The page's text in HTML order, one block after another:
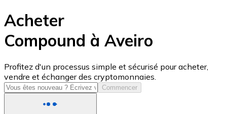
USD Coin
USDC
Acheter
Compound à Aveiro
Profitez d'un processus simple et sécurisé pour acheter,
vendre et échanger des cryptomonnaies.
Commencer